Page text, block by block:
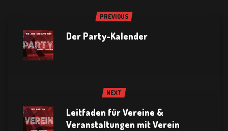
PREVIOUS
Der Party-Kalender
NEXT
Leitfaden für Vereine &
Veranstaltungen mit Verein